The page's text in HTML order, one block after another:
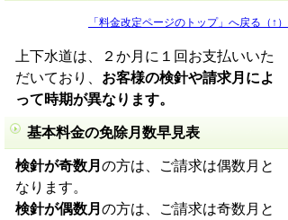
「料金改定ページのトップ」へ戻る（↑）
上下水道は、２か月に１回お支払いいた
だいており、 お客様の検針や請求月によ
って時期が異なります。
基本料金の免除月数早見表
検針が奇数月 の方は、ご請求は偶数月と
なります。
検針が偶数月 の方は、ご請求は奇数月と